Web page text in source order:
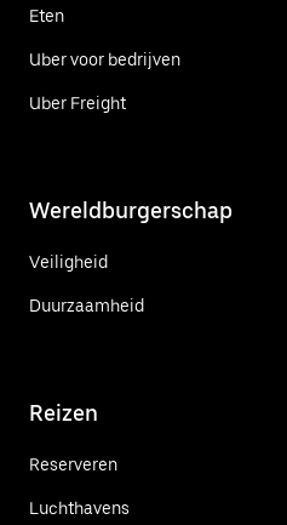
Eten
Uber voor bedrijven
Uber Freight
Wereldburgerschap
Veiligheid
Duurzaamheid
Reizen
Reserveren
Luchthavens